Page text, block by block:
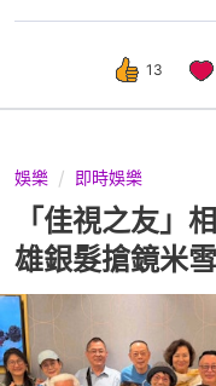
13
娛樂 即時娛樂
「佳視之友
雄銀髮搶鏡米